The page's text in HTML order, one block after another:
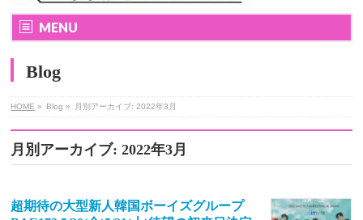
MENU
Blog
HOME » Blog » 月別アーカイブ: 2022年3月
月別アーカイブ: 2022年3月
超期待の大型新人韓国ボーイズグループ